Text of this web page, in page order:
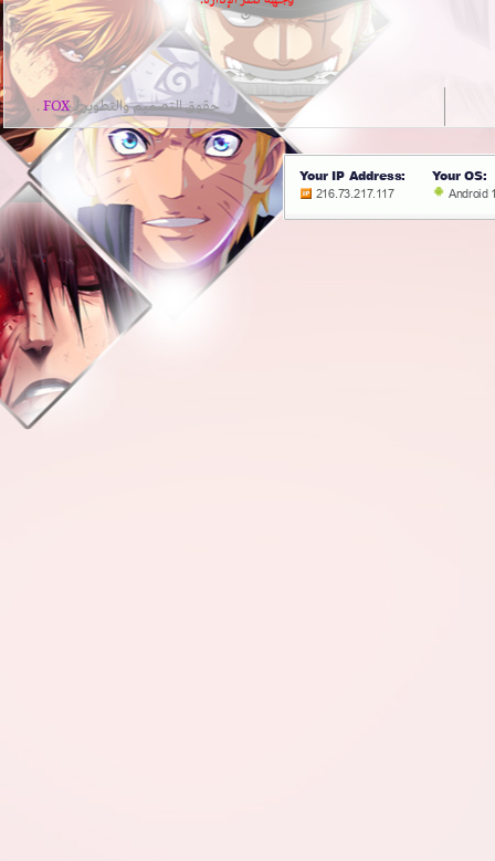
حقوق التصميم والتطوير لــFOX
.